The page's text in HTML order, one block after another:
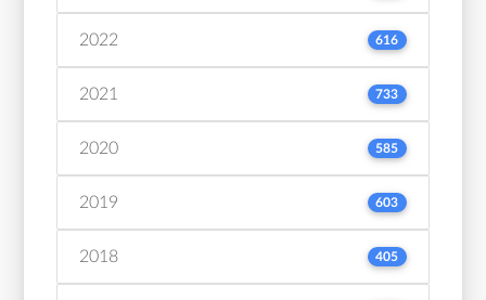
2022 616
2021 733
2020 585
2019 603
2018 405